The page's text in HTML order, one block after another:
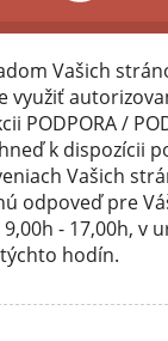
Vašich
využiť
PODPORA /
k dispozícii
Vašich
odpoveď pre
- 17,00h, v
hodín.